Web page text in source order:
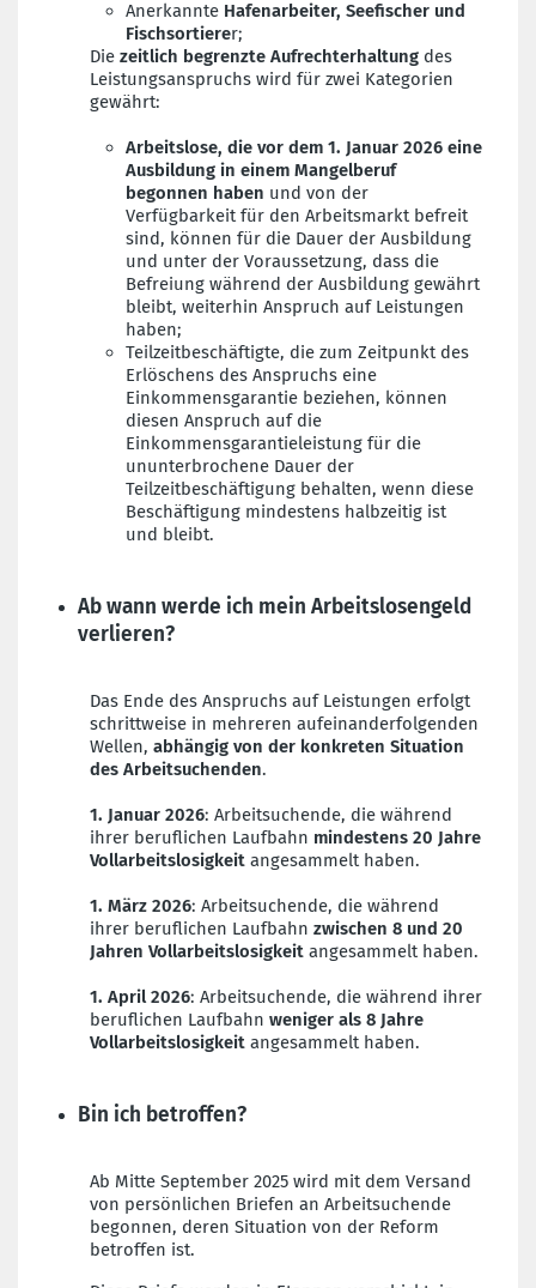
Anerkannte Hafenarbeiter, Seefischer und
Fischsortierer;
Die zeitlich begrenzte Aufrechterhaltung des
Leistungsanspruchs wird für zwei Kategorien
gewährt:
Arbeitslose, die vor dem 1. Januar 2026 eine
Ausbildung in einem Mangelberuf
begonnen haben und von der
Verfügbarkeit für den Arbeitsmarkt befreit
sind, können für die Dauer der Ausbildung
und unter der Voraussetzung, dass die
Befreiung während der Ausbildung gewährt
bleibt, weiterhin Anspruch auf Leistungen
haben;
Teilzeitbeschäftigte, die zum Zeitpunkt des
Erlöschens des Anspruchs eine
Einkommensgarantie beziehen, können
diesen Anspruch auf die
Einkommensgarantieleistung für die
ununterbrochene Dauer der
Teilzeitbeschäftigung behalten, wenn diese
Beschäftigung mindestens halbzeitig ist
und bleibt.
Ab wann werde ich mein Arbeitslosengeld
verlieren?
Das Ende des Anspruchs auf Leistungen erfolgt
schrittweise in mehreren aufeinanderfolgenden
Wellen, abhängig von der konkreten Situation
des Arbeitsuchenden.
1. Januar 2026: Arbeitsuchende, die während
ihrer beruflichen Laufbahn mindestens 20 Jahre
Vollarbeitslosigkeit angesammelt haben.
1. März 2026: Arbeitsuchende, die während
ihrer beruflichen Laufbahn zwischen 8 und 20
Jahren Vollarbeitslosigkeit angesammelt haben.
1. April 2026: Arbeitsuchende, die während ihrer
beruflichen Laufbahn weniger als 8 Jahre
Vollarbeitslosigkeit angesammelt haben.
Bin ich betroffen?
Ab Mitte September 2025 wird mit dem Versand
von persönlichen Briefen an Arbeitsuchende
begonnen, deren Situation von der Reform
betroffen ist.